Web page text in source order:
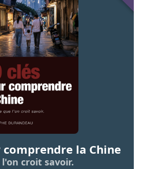
comprendre la Chine
croit savoir.